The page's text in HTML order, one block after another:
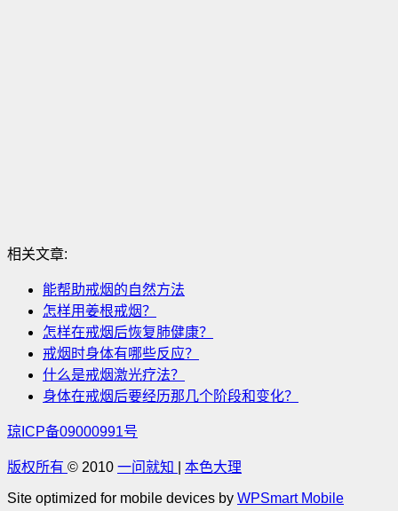
相关文章:
能帮助戒烟的自然方法
怎样用姜根戒烟？
怎样在戒烟后恢复肺健康？
戒烟时身体有哪些反应？
什么是戒烟激光疗法？
身体在戒烟后要经历那几个阶段和变化？
琼ICP备09000991号
版权所有 © 2010 一问就知 本色大理
Site optimized for mobile devices by WPSmart Mobile